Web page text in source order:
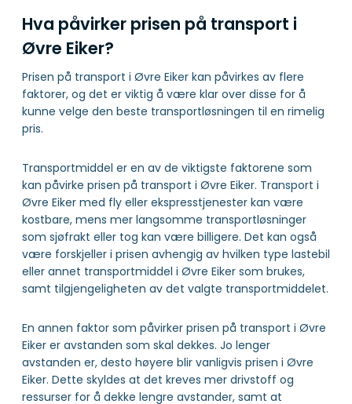
Hva påvirker prisen på transport i
Øvre Eiker?
Prisen på transport i Øvre Eiker kan påvirkes av flere
faktorer, og det er viktig å være klar over disse for å
kunne velge den beste transportløsningen til en rimelig
pris.
Transportmiddel er en av de viktigste faktorene som
kan påvirke prisen på transport i Øvre Eiker. Transport i
Øvre Eiker med fly eller ekspresstjenester kan være
kostbare, mens mer langsomme transportløsninger
som sjøfrakt eller tog kan være billigere. Det kan også
være forskjeller i prisen avhengig av hvilken type lastebil
eller annet transportmiddel i Øvre Eiker som brukes,
samt tilgjengeligheten av det valgte transportmiddelet.
En annen faktor som påvirker prisen på transport i Øvre
Eiker er avstanden som skal dekkes. Jo lenger
avstanden er, desto høyere blir vanligvis prisen i Øvre
Eiker. Dette skyldes at det kreves mer drivstoff og
ressurser for å dekke lengre avstander, samt at